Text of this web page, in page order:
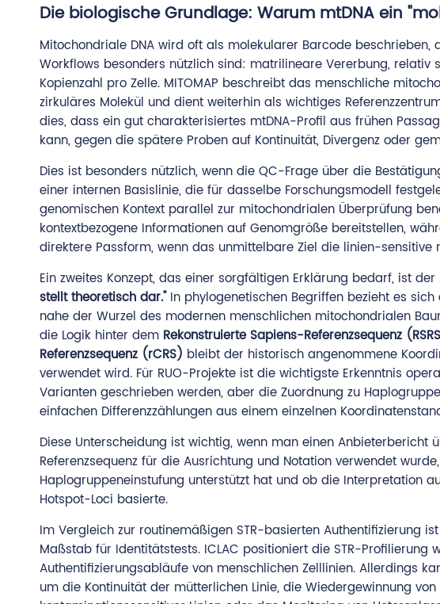
Die biologische Grundlage: Warum mtDNA ein
Mitochondriale DNA wird oft als molekularer Barcode
Workflows besonders nützlich sind: matrilineare Vererbung,
Kopienzahl pro Zelle. MITOMAP beschreibt das menschliche
zirkuläres Molekül und dient weiterhin als wichtiges
dies, dass ein gut charakterisiertes mtDNA-Profil aus frühen
kann, gegen die spätere Proben auf Kontinuität, Divergenz oder
Dies ist besonders nützlich, wenn die QC-Frage über die
einer internen Basislinie, die für dasselbe Forschungsmodell
genomischen Kontext parallel zur mitochondrialen Überprüfung
kontextbezogene Informationen auf Genomgröße bereitstellen,
direktere Passform, wenn das unmittelbare Ziel die linien-sensitive
Ein zweites Konzept, das einer sorgfältigen Erklärung bedarf, ist
stellt theoretisch dar."In phylogenetischen Begriffen bezieht es
nahe der Wurzel des modernen menschlichen mitochondrialen
die Logik hinter dem Rekonstruierte Sapiens-Referenzsequenz
Referenzsequenz (rCRS) bleibt der historisch angenommene
verwendet wird. Für RUO-Projekte ist die wichtigste Erkenntnis
Varianten geschrieben werden, aber die Zuordnung zu
einfachen Differenzzählungen aus einem einzelnen
Diese Unterscheidung ist wichtig, wenn man einen Anbieterbericht
Referenzsequenz für die Ausrichtung und Notation verwendet
Haplogruppeneinstufung unterstützt hat und ob die Interpretation
Hotspot-Loci basierte.
Im Vergleich zur routinemäßigen STR-basierten Authentifizierung
Maßstab für Identitätstests. ICLAC positioniert die STR-
Authentifizierungsabläufe von menschlichen Zelllinien. Allerdings
um die Kontinuität der mütterlichen Linie, die Wiedergewinnung